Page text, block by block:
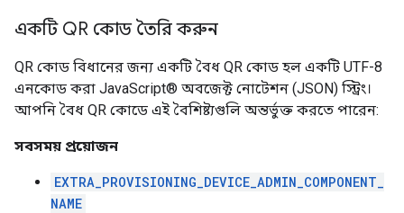
একটি QR কোড তৈরি করুন
QR কোড বিধানের জন্য একটি বৈধ QR কোড হল একটি UTF-8
এনকোড করা JavaScript® অবজেক্ট নোটেশন (JSON) স্ট্রিং।
আপনি বৈধ QR কোডে এই বৈশিষ্ট্যগুলি অন্তর্ভুক্ত করতে পারেন:
সবসময় প্রয়োজন
EXTRA_PROVISIONING_DEVICE_ADMIN_COMPONENT_
NAME